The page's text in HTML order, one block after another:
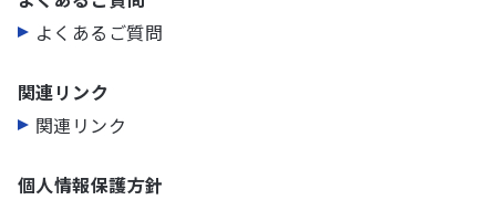
よくあるご質問
関連リンク
関連リンク
個人情報保護方針